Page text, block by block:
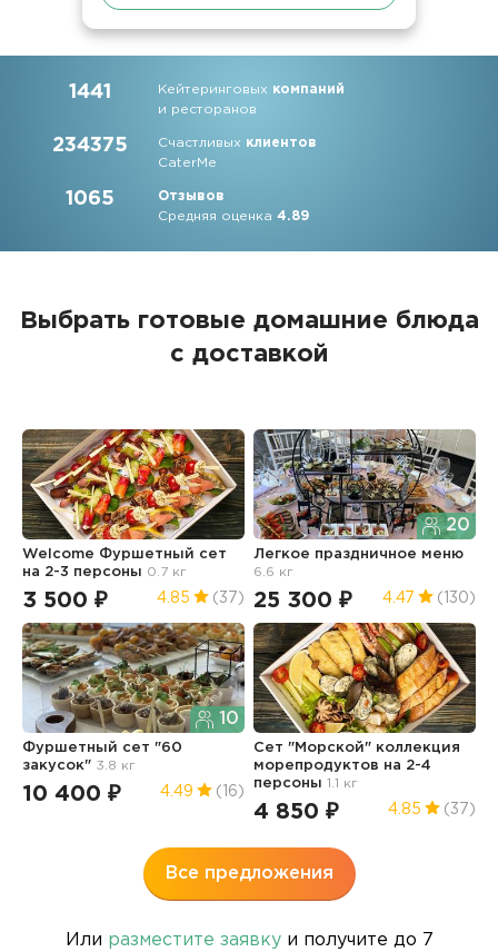
1441 Кейтеринговых компаний
и ресторанов
234375 Счастливых клиентов
CaterMe
1065
Отзывов
Средняя оценка4.89
Выбрать готовые домашние блюда
с доставкой
Welcome Фуршетный сет
на 2-3 персоны 0.7 кг
3 500 ₽ 4.85 (37)
20
Легкое праздничное меню
6.6 кг
25 300 ₽ 4.47 (130)
10
Фуршетный сет "60
закусок" 3.8 кг
10 400 ₽ 4.49 (16)
Сет "Морской" коллекция
морепродуктов на 2-4
персоны1.1 кг
4 850 ₽ 4.85 (37)
Все предложения
Или разместите заявкуи получите до 7